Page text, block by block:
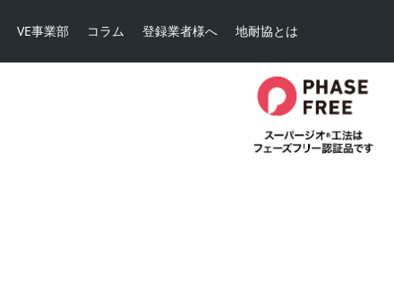
VE事業部 コラム 登録業者様へ 地耐協とは